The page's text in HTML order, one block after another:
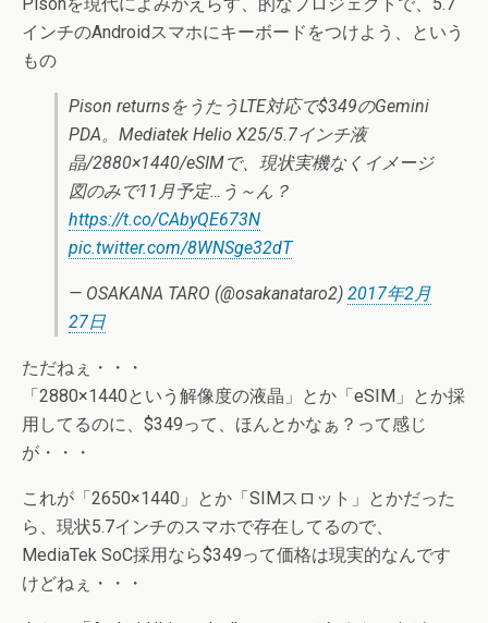
インチのAndroidスマホにキーボードをつけよう、という
もの
Pison returnsをうたうLTE対応で$349のGemini
PDA。Mediatek Helio X25/5.7インチ液
晶/2880×1440/eSIMで、現状実機なくイメージ
図のみで11月予定…う～ん？
https://t.co/CAbyQE673N
pic.twitter.com/8WNSge32dT
— OSAKANA TARO (@osakanataro2) 2017年2月
27日
ただねぇ・・・
「2880×1440という解像度の液晶」とか「eSIM」とか採
用してるのに、$349って、ほんとかなぁ？って感じ
が・・・
これが「2650×1440」とか「SIMスロット」とかだった
ら、現状5.7インチのスマホで存在してるので、
MediaTek SoC採用なら$349って価格は現実的なんです
けどねぇ・・・